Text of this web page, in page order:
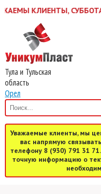
КЛИЕНТЫ, СУББОТА
Тула и Тульская
область
Орел
Уважаемые клиенты, мы
вас напрямую
телефону 8 (930) 791 31
точную информацию о